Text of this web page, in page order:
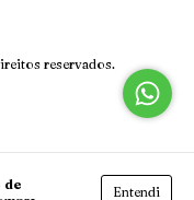
de
Entendi
reservados.